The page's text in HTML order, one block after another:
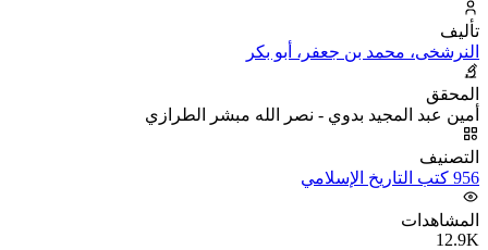
تأليف
النرشخى، محمد بن جعفر، أبو بكر
المحقق
أمين عبد المجيد بدوي - نصر الله مبشر الطرازي
التصنيف
956 كتب التاريخ الإسلامي
المشاهدات
12.9K